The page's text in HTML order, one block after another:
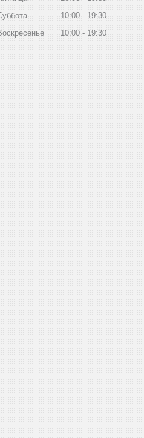
10:00
19:30
10:00 19:30